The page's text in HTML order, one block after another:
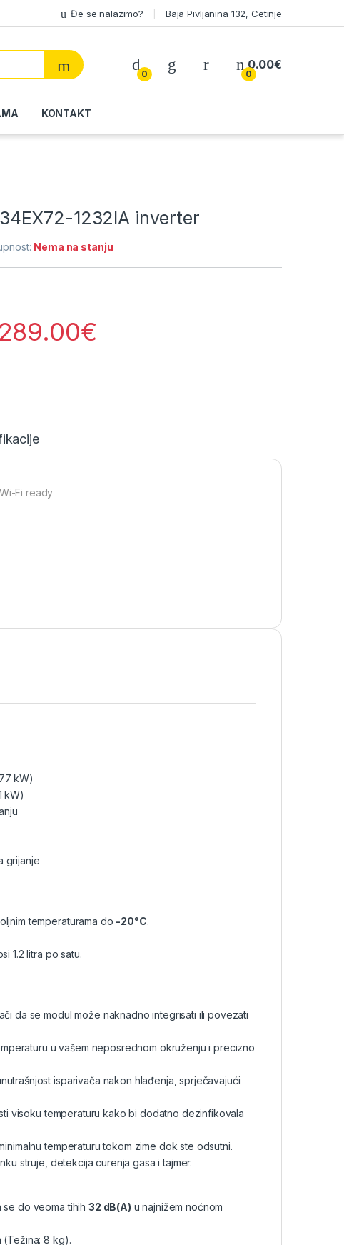
Đe se nalazimo? Baja Pivljanina 132, Cetinje
0
My Account
0
0.00€
KONTAKT
1232IA inverter
Nema na stanju
289.00€
Fi ready
kW)
kW)
grijanje
temperaturama do -20°C.
1.2 litra po satu.
da se modul može naknadno integrisati ili povezati
u vašem neposrednom okruženju i precizno
isparivača nakon hlađenja, sprječavajući
visoku temperaturu kako bi dodatno dezinfikovala
temperaturu tokom zime dok ste odsutni.
struje, detekcija curenja gasa i tajmer.
do veoma tihih 32 dB(A) u najnižem noćnom
(Težina: 8 kg).